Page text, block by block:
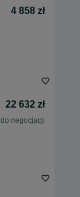
4 858 zł
22 632 zł
do negocjacji